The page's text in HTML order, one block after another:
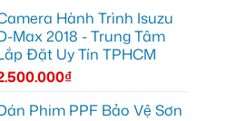
Hành Trình Isuzu
Max 2018 - Trung Tâm
Đặt Uy Tín TPHCM
₫
Phim PPF Bảo Vệ Sơn